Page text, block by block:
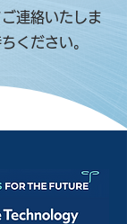
連絡いたしま
ください。